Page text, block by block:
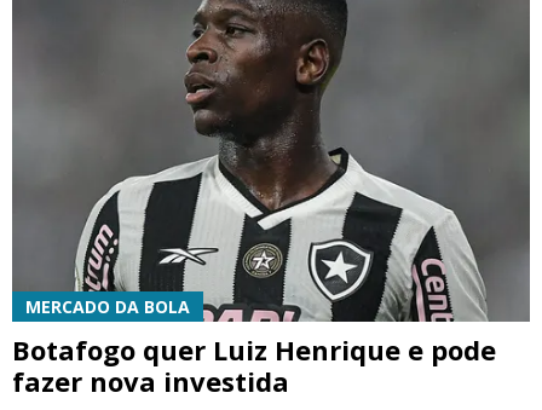
MERCADO DA BOLA
Botafogo quer Luiz Henrique e pode
fazer nova investida